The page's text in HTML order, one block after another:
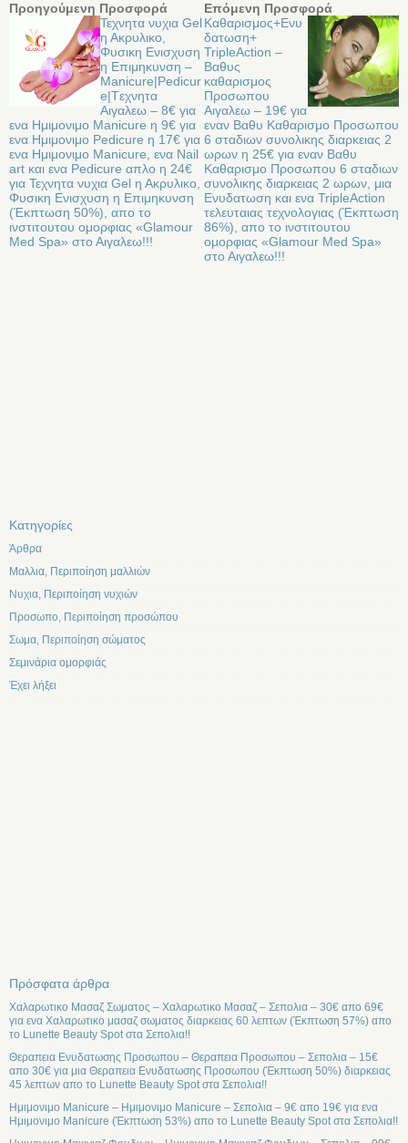
Προηγούμενη Προσφορά
Τεχνητα νυχια Gel
η Ακρυλικο,
Φυσικη Ενισχυση
η Επιμηκυνση –
Manicure|Pedicur
e|Tεχνητα
Αιγαλεω – 8€ για
ενα Ημιμονιμο Manicure η 9€ για
ενα Ημιμονιμο Pedicure η 17€ για
ενα Ημιμονιμο Manicure, ενα Nail
art και ενα Pedicure απλο η 24€
για Τεχνητα νυχια Gel η Ακρυλικο,
Φυσικη Ενισχυση η Επιμηκυνση
(Έκπτωση 50%), απο το
ινστιτουτου ομορφιας «Glamour
Med Spa» στο Αιγαλεω!!!
Επόμενη Προσφορά
Καθαρισμος+Ενυ
δατωση+
TripleAction –
Βαθυς
καθαρισμος
Προσωπου
Αιγαλεω – 19€ για
εναν Βαθυ Καθαρισμο Προσωπου
6 σταδιων συνολικης διαρκειας 2
ωρων η 25€ για εναν Βαθυ
Καθαρισμο Προσωπου 6 σταδιων
συνολικης διαρκειας 2 ωρων, μια
Ενυδατωση και ενα TripleAction
τελευταιας τεχνολογιας (Έκπτωση
86%), απο το ινστιτουτου
ομορφιας «Glamour Med Spa»
στο Αιγαλεω!!!
Kατηγορίες
Άρθρα
Μαλλια, Περιποίηση μαλλιών
Νυχια, Περιποίηση νυχιών
Προσωπο, Περιποίηση προσώπου
Σωμα, Περιποίηση σώματος
Σεμινάρια ομορφιάς
Έχει λήξει
Πρόσφατα άρθρα
Χαλαρωτικο Μασαζ Σωματος – Χαλαρωτικο Μασαζ – Σεπολια – 30€ απο 69€
για ενα Χαλαρωτικο μασαζ σωματος διαρκειας 60 λεπτων (Έκπτωση 57%) απο
το Lunette Beauty Spot στα Σεπολια!!
Θεραπεια Ενυδατωσης Προσωπου – Θεραπεια Προσωπου – Σεπολια – 15€
απο 30€ για μια Θεραπεια Ενυδατωσης Προσωπου (Έκπτωση 50%) διαρκειας
45 λεπτων απο το Lunette Beauty Spot στα Σεπολια!!
Ημιμονιμο Manicure – Ημιμονιμο Manicure – Σεπολια – 9€ απο 19€ για ενα
Ημιμονιμο Manicure (Έκπτωση 53%) απο το Lunette Beauty Spot στα Σεπολια!!